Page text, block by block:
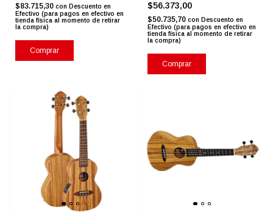
$83.715,30 con Descuento en
Efectivo (para pagos en efectivo en
tienda física al momento de retirar
la compra)
Comprar
$56.373,00
$50.735,70 con Descuento en
Efectivo (para pagos en efectivo en
tienda física al momento de retirar
la compra)
Comprar